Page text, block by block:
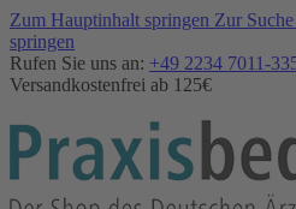
Zum Hauptinhalt springen Zur
springen
Rufen Sie uns an: +49 2234 7011-
Versandkostenfrei ab 125€